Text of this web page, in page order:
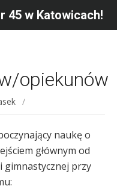
45 w Katowicach!
opiekunów
/
naukę o
głównym od
gimnastycznej przy